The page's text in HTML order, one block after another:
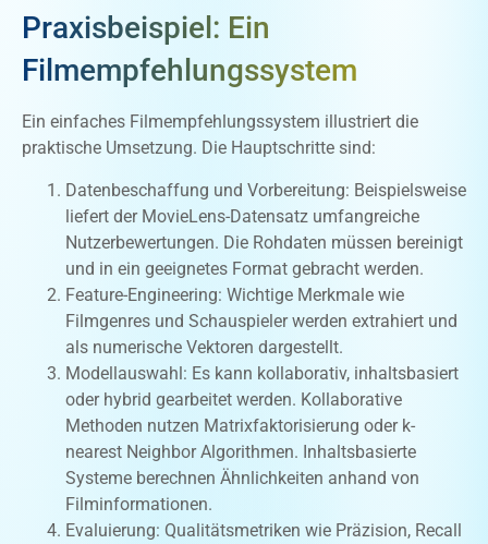
Praxisbeispiel: Ein
Filmempfehlungssystem
Ein einfaches Filmempfehlungssystem illustriert die
praktische Umsetzung. Die Hauptschritte sind:
Datenbeschaffung und Vorbereitung: Beispielsweise
liefert der MovieLens-Datensatz umfangreiche
Nutzerbewertungen. Die Rohdaten müssen bereinigt
und in ein geeignetes Format gebracht werden.
Feature-Engineering: Wichtige Merkmale wie
Filmgenres und Schauspieler werden extrahiert und
als numerische Vektoren dargestellt.
Modellauswahl: Es kann kollaborativ, inhaltsbasiert
oder hybrid gearbeitet werden. Kollaborative
Methoden nutzen Matrixfaktorisierung oder k-
nearest Neighbor Algorithmen. Inhaltsbasierte
Systeme berechnen Ähnlichkeiten anhand von
Filminformationen.
Evaluierung: Qualitätsmetriken wie Präzision, Recall